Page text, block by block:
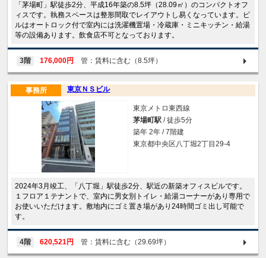
「茅場町」駅徒歩2分、平成16年築の8.5坪（28.09㎡）のコンパクトオフ
ィスです。執務スペースは整形間取でレイアウトし易くなっています。ビ
ルはオートロック付で室内には洗濯機置場・冷蔵庫・ミニキッチン・給湯
等の設備あります。飲食店不可となっております。
3階 176,000円 管：賃料に含む（8.5坪）
東京ＮＳビル
事務所
東京メトロ東西線
茅場町駅 / 徒歩5分
築年 2年 / 7階建
東京都中央区八丁堀2丁目29-4
2024年3月竣工、「八丁堀」駅徒歩2分、駅近の新築オフィスビルです。
１フロア１テナントで、室内に男女別トイレ・給湯コーナーがあり専用で
お使いいただけます。敷地内にゴミ置き場があり24時間ゴミ出し可能で
す。
4階 620,521円 管：賃料に含む（29.69坪）